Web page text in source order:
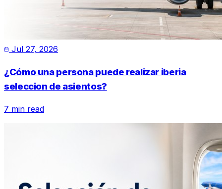
Jul 27, 2026
¿Cómo una persona puede realizar iberia
seleccion de asientos?
7 min read